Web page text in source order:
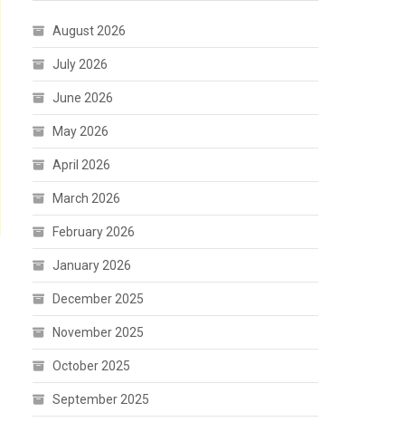
August 2026
July 2026
June 2026
May 2026
April 2026
March 2026
February 2026
January 2026
December 2025
November 2025
October 2025
September 2025